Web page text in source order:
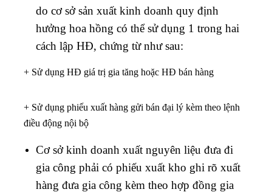
do cơ sở sản xuất kinh doanh quy định
hưởng hoa hồng có thể sử dụng 1 trong hai
cách lập HĐ, chứng từ như sau:
+ Sử dụng HĐ giá trị gia tăng hoặc HĐ bán hàng
+ Sử dụng phiếu xuất hàng gửi bán đại lý kèm theo lệnh
điều động nội bộ
Cơ sở kinh doanh xuất nguyên liệu đưa đi
gia công phải có phiếu xuất kho ghi rõ xuất
hàng đưa gia công kèm theo hợp đồng gia